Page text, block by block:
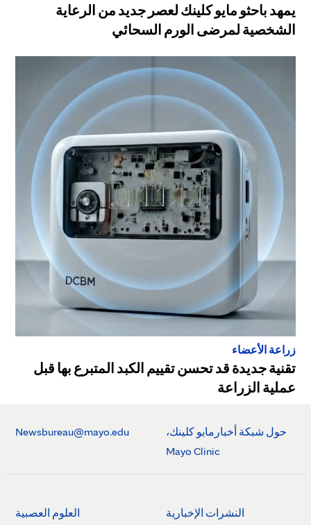
يمهد باحثو مايو كلينك لعصر جديد من الرعاية
الشخصية لمرضى الورم السحائي
زراعة الأعضاء
تقنية جديدة قد تحسن تقييم الكبد المتبرع بها قبل
عملية الزراعة
حول شبكة أخبارمايو كلينك،
Mayo Clinic
Newsbureau@mayo.edu
النشرات الإخبارية العلوم العصبية